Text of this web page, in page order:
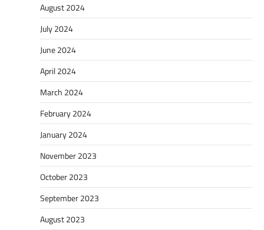
August 2024
July 2024
June 2024
April 2024
March 2024
February 2024
January 2024
November 2023
October 2023
September 2023
August 2023